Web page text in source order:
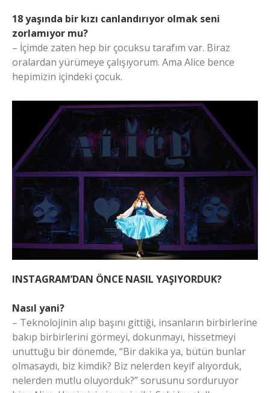
18 yaşında bir kızı canlandırıyor olmak seni
zorlamıyor mu?
– İçimde zaten hep bir çocuksu tarafım var. Biraz
oralardan yürümeye çalışıyorum. Ama Alice bence
hepimizin içindeki çocuk.
INSTAGRAM’DAN ÖNCE NASIL YAŞIYORDUK?
Nasıl yani?
– Teknolojinin alıp başını gittiği, insanların birbirlerine
bakıp birbirlerini görmeyi, dokunmayı, hissetmeyi
unuttuğu bir dönemde, “Bir dakika ya, bütün bunlar
olmasaydı, biz kimdik? Biz nelerden keyif alıyorduk,
nelerden mutlu oluyorduk?” sorusunu sorduruyor